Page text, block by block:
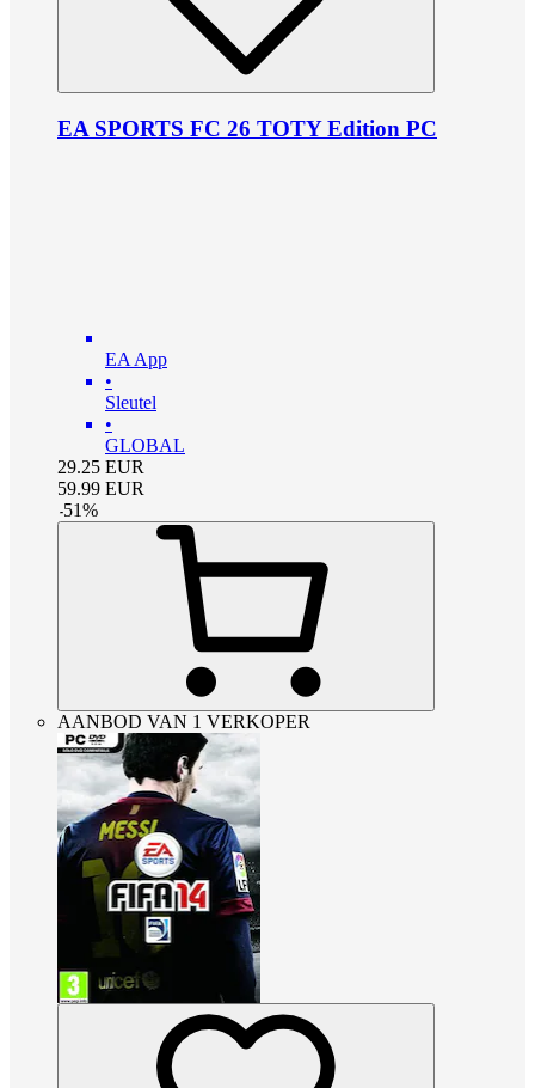
EA SPORTS FC 26 TOTY Edition PC
EA App
•
Sleutel
•
GLOBAL
29.25 EUR
59.99 EUR
-51%
AANBOD VAN 1 VERKOPER